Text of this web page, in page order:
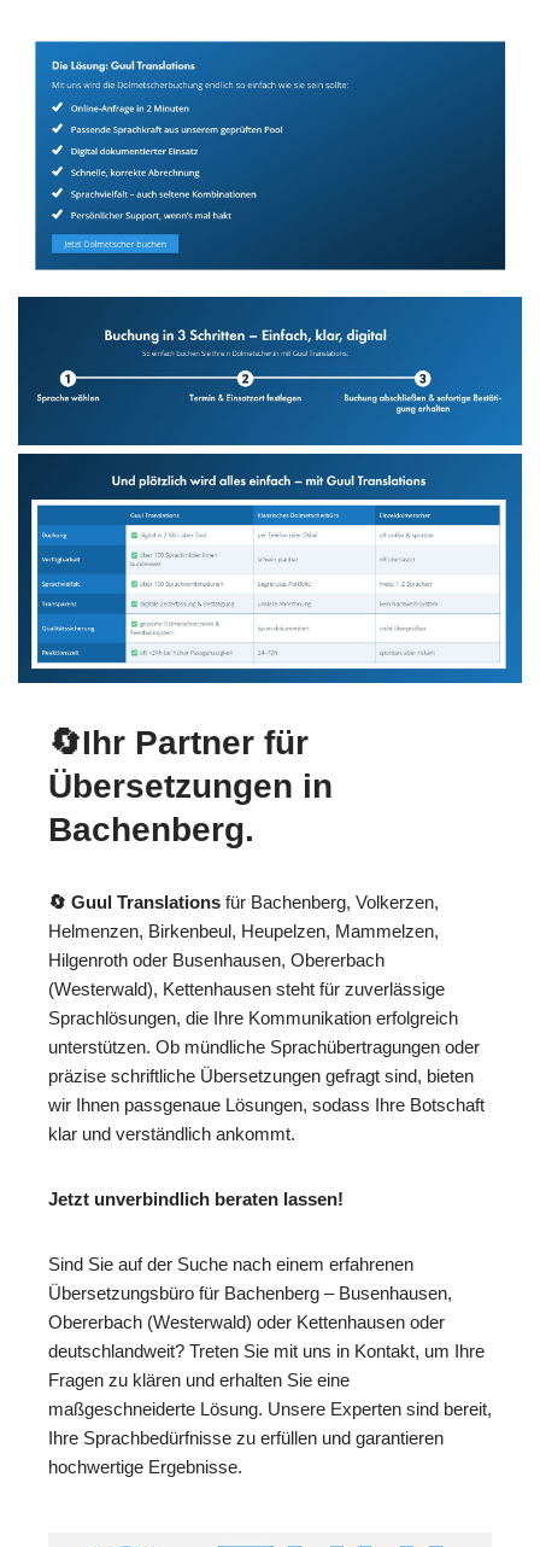
🔄Ihr Partner für
Übersetzungen in
Bachenberg.
🔄 Guul Translations für Bachenberg, Volkerzen,
Helmenzen, Birkenbeul, Heupelzen, Mammelzen,
Hilgenroth oder Busenhausen, Obererbach
(Westerwald), Kettenhausen steht für zuverlässige
Sprachlösungen, die Ihre Kommunikation erfolgreich
unterstützen. Ob mündliche Sprachübertragungen oder
präzise schriftliche Übersetzungen gefragt sind, bieten
wir Ihnen passgenaue Lösungen, sodass Ihre Botschaft
klar und verständlich ankommt.
Jetzt unverbindlich beraten lassen!
Sind Sie auf der Suche nach einem erfahrenen
Übersetzungsbüro für Bachenberg – Busenhausen,
Obererbach (Westerwald) oder Kettenhausen oder
deutschlandweit? Treten Sie mit uns in Kontakt, um Ihre
Fragen zu klären und erhalten Sie eine
maßgeschneiderte Lösung. Unsere Experten sind bereit,
Ihre Sprachbedürfnisse zu erfüllen und garantieren
hochwertige Ergebnisse.